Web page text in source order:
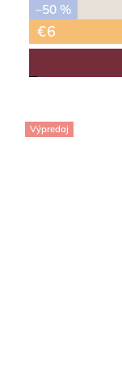
–50 %
€6
Výpredaj